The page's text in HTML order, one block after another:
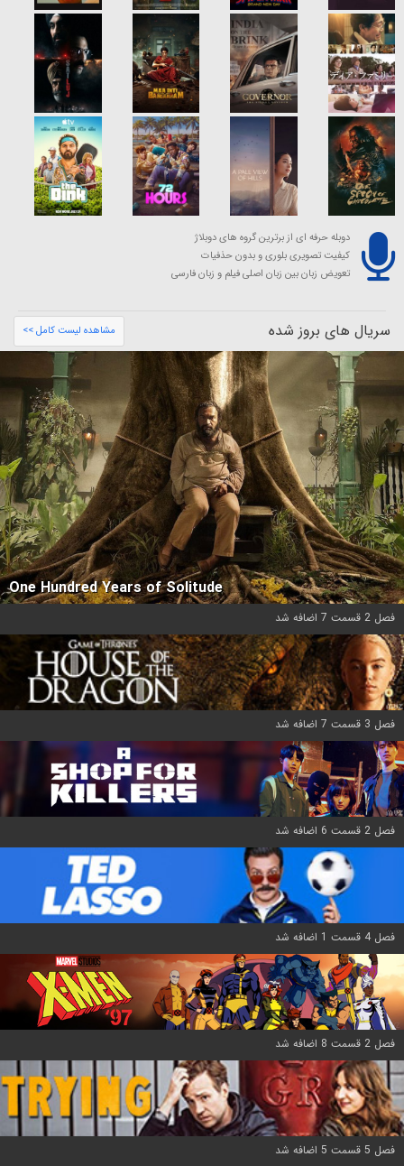
دوبله حرفه ای از برترین گروه های دوبلاژ
کیفیت تصویری بلوری و بدون حذفیات
تعویض زبان بین زبان اصلی فیلم و زبان فارسی
سریال های بروز شده مشاهده لیست کامل >>
One Hundred Years of Solitude
فصل 2 قسمت 7 اضافه شد
فصل 3 قسمت 7 اضافه شد
فصل 2 قسمت 6 اضافه شد
فصل 4 قسمت 1 اضافه شد
فصل 2 قسمت 8 اضافه شد
فصل 5 قسمت 5 اضافه شد